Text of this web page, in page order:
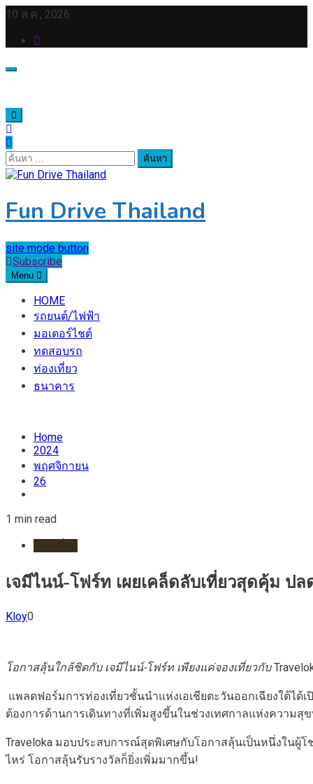
Skip
content
10 ส.ค., 2026
ค้นหา
สำหรับ:
Fun Drive Thailand
site mode button
Subscribe
Menu
HOME
รถยนต์/ไฟฟ้า
มอเตอร์ไชต์
ทดสอบรถ
ท่องเที่ยว
ธนาคาร
Home
2024
พฤศจิกายน
26
1 min read
เจมีไนน์-โฟร์ท เผยเคล็ดลับเที่ยวสุดคุ้ม ป
Kloy0
โอกาสลุ้นใกล้ชิดกับ เจมีไนน์-โฟร์ท เพียงแค่จองเที่ยวกับ
แพลตฟอร์มการท่องเที่ยวชั้นนำแห่งเอเชียตะวันออกเฉียงใต้ไ
ต้องการด้านการเดินทางที่เพิ่มสูงขึ้นในช่วงเทศกาลแห่งความ
Traveloka มอบประสบการณ์สุดพิเศษกับโอกาสลุ้นเป็นหนึ่งในผู้โ
ไหร่ โอกาสลุ้นรับรางวัลก็ยิ่งเพิ่มมากขึ้น!